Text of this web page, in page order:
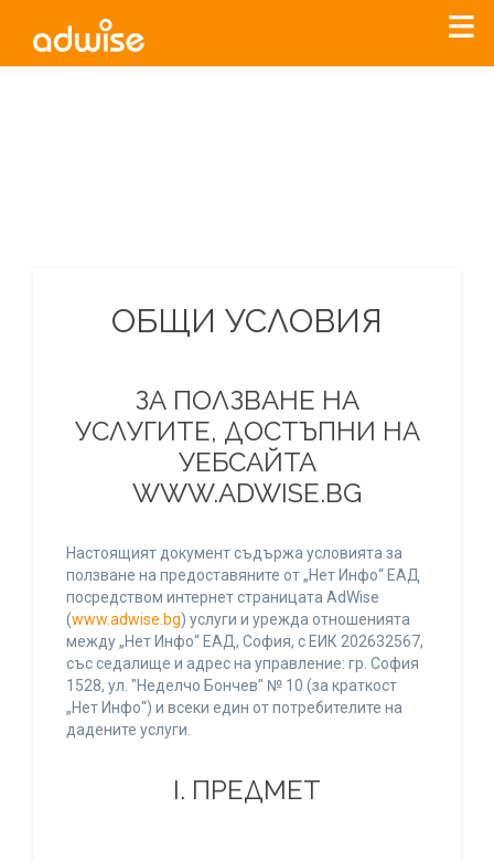
ОБЩИ УСЛОВИЯ
ЗА ПОЛЗВАНЕ НА
УСЛУГИТЕ, ДОСТЪПНИ НА
УЕБСАЙТА
WWW.ADWISE.BG
Настоящият документ съдържа условията за
ползване на предоставяните от „Нет Инфо“ ЕАД
посредством интернет страницата AdWise
(www.adwise.bg) услуги и урежда отношенията
между „Нет Инфо“ ЕАД, София, с ЕИК 202632567,
със седалище и адрес на управление: гр. София
1528, ул. "Неделчо Бончев" № 10 (за краткост
„Нет Инфо“) и всеки един от потребителите на
дадените услуги.
І. ПРЕДМЕТ